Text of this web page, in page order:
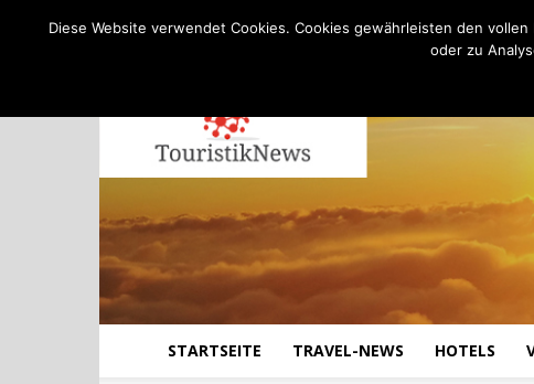
STARTSEITE TRAVEL-NEWS HOTELS
Diese Website verwendet Cookies. Cookies gewährleisten den
oder zu